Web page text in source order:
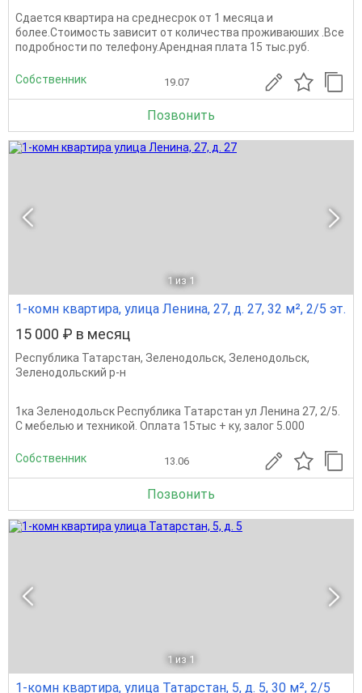
Сдается квартира на среднесрок от 1 месяца и
более.Стоимость зависит от количества проживаюших .Все
подробности по телефону.Арендная плата 15 тыс.руб.
Собственник 19.07
Позвонить
1 из 1
1-комн квартира, улица Ленина, 27, д. 27, 32 м², 2/5 эт.
15 000 ₽ в месяц
Республика Татарстан, Зеленодольск, Зеленодольск,
Зеленодольский р-н
1ка Зеленодольск Республика Татарстан ул Ленина 27, 2/5.
С мебелью и техникой. Оплата 15тыс + ку, залог 5.000
Собственник 13.06
Позвонить
1 из 1
1-комн квартира, улица Татарстан, 5, д. 5, 30 м², 2/5